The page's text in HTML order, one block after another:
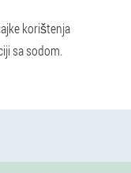
korištenja
sa sodom.